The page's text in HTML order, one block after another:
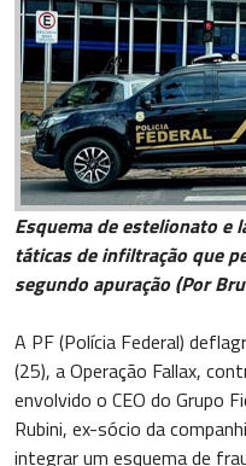
Esquema de estelionato e
táticas de infiltração que
segundo apuração (Por
A PF (Polícia Federal)
(25), a Operação Fallax,
envolvido o CEO do Grupo
Rubini, ex-sócio da
integrar um esquema de